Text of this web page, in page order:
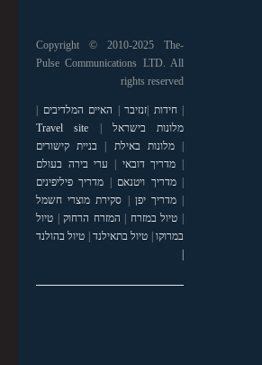
Copyright © 2010-2025 The-
Pulse Communications LTD. All
rights reserved
|חידות |זנזיבר | האיים המלדיבים |
מלונות בישראל |
Travel site
|מלונות באילת | בניית קישורים
| מדריך דובאי | ערי בירה בעולם
|מדריך ויטנאם | מדריך פיליפינים
|מדריך יפן | סקירת מוצרי חשמל
| טיול במזרח | המזרח הרחוק| טיול
במרוקו| טיול בתאילנד| טיול בהולנד
|